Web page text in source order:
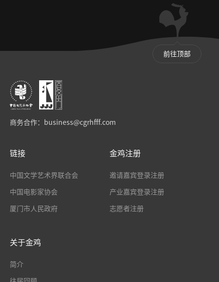
前往顶部
商务合作： business@cgrhfff.com
链接
中国文学艺术界联合会
中国电影家协会
厦门市人民政府
金鸡注册
邀请嘉宾登录注册
产业嘉宾登录注册
志愿者注册
关于金鸡
简介